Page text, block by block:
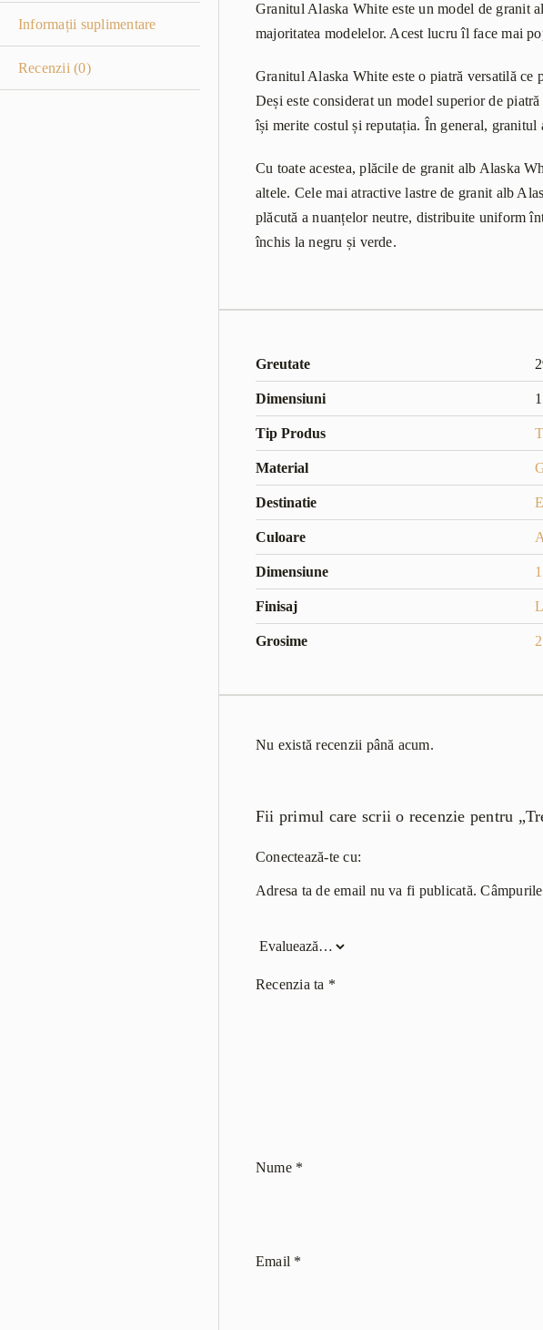
Informații suplimentare
Recenzii (0)
Granitul Alaska White este un model de granit
majoritatea modelelor. Acest lucru îl face mai
Granitul Alaska White este o piatră versatilă ce
Deși este considerat un model superior de
își merite costul și reputația. În general,
Cu toate acestea, plăcile de granit alb Alaska
altele. Cele mai atractive lastre de granit alb
plăcută a nuanțelor neutre, distribuite uniform
închis la negru și verde.
Greutate
Dimensiuni
Tip Produs
Material
Destinatie
Culoare
Dimensiune
Finisaj
Grosime 2
Nu există recenzii până acum.
Fii primul care scrii o recenzie pentru
Conectează-te cu:
Adresa ta de email nu va fi publicată.
Recenzia ta *
Nume *
Email *